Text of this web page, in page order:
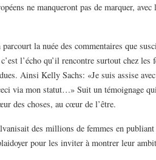
ne manqueront pas de marquer,
la nuée des commentaires que
l’écho qu’il rencontre surtout chez les
Ainsi Kelly Sachs: «Je suis assise
via mon statut…» Suit un témoignage
des choses, au cœur de l’être.
des millions de femmes en publiant
pour les inviter à montrer leur